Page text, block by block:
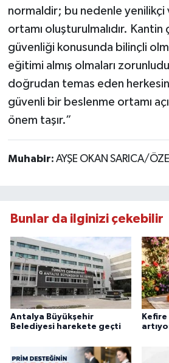
normaldir; bu nedenle yenilikçi
ortamı oluşturulmalıdır. Kantin
güvenliği konusunda bilinçli
eğitimi almış olmaları
doğrudan temas eden
güvenli bir beslenme ortamı
önem taşır.”
Muhabir: AYŞE OKAN SARICA/
Bunlar da ilginizi çekebilir
Antalya Büyükşehir
Belediyesi harekete geçti